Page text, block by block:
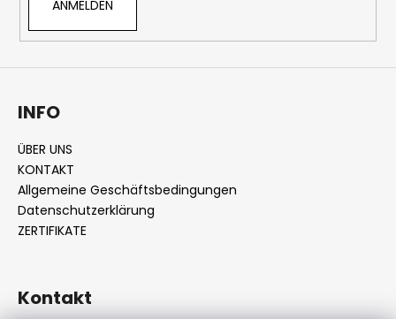
ANMELDEN
INFO
ÜBER UNS
KONTAKT
Allgemeine Geschäftsbedingungen
Datenschutzerklärung
ZERTIFIKATE
Kontakt